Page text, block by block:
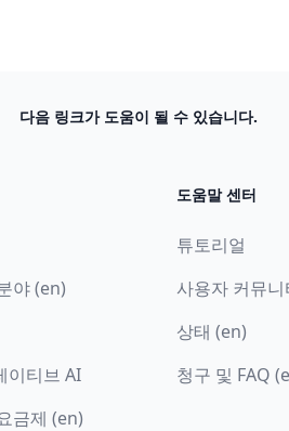
다음 링크가 도움이 될 수 있습니다.
야 (en)
이티브 AI
금제 (en)
도움말 센터
튜토리얼
사용자 커뮤
상태 (en)
청구 및 FAQ